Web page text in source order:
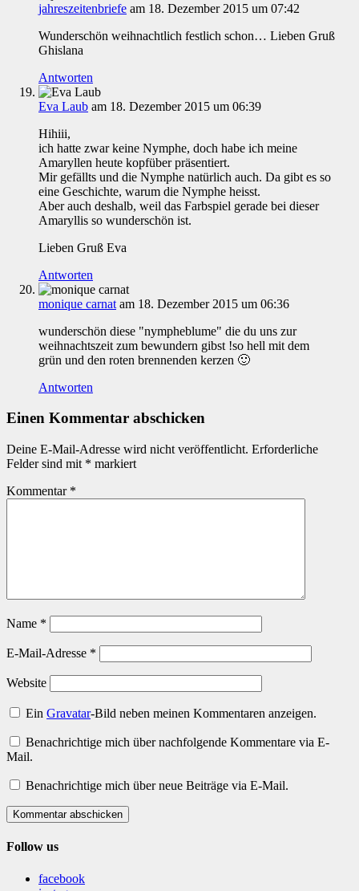
jahreszeitenbriefe am 18. Dezember 2015 um 07:42
Wunderschön weihnachtlich festlich schon… Lieben Gruß
Ghislana
Antworten
Eva Laub am 18. Dezember 2015 um 06:39
Hihiii,
ich hatte zwar keine Nymphe, doch habe ich meine
Amaryllen heute kopfüber präsentiert.
Mir gefällts und die Nymphe natürlich auch. Da gibt es so
eine Geschichte, warum die Nymphe heisst.
Aber auch deshalb, weil das Farbspiel gerade bei dieser
Amaryllis so wunderschön ist.
Lieben Gruß Eva
Antworten
monique carnat am 18. Dezember 2015 um 06:36
wunderschön diese "nympheblume" die du uns zur
weihnachtszeit zum bewundern gibst !so hell mit dem
grün und den roten brennenden kerzen 🙂
Antworten
Einen Kommentar abschicken
Deine E-Mail-Adresse wird nicht veröffentlicht. Erforderliche
Felder sind mit * markiert
Kommentar *
Name *
E-Mail-Adresse *
Website
EinGravatar-Bild neben meinen Kommentaren anzeigen.
Benachrichtige mich über nachfolgende Kommentare via E-
Mail.
Benachrichtige mich über neue Beiträge via E-Mail.
Kommentar abschicken
Follow us
facebook